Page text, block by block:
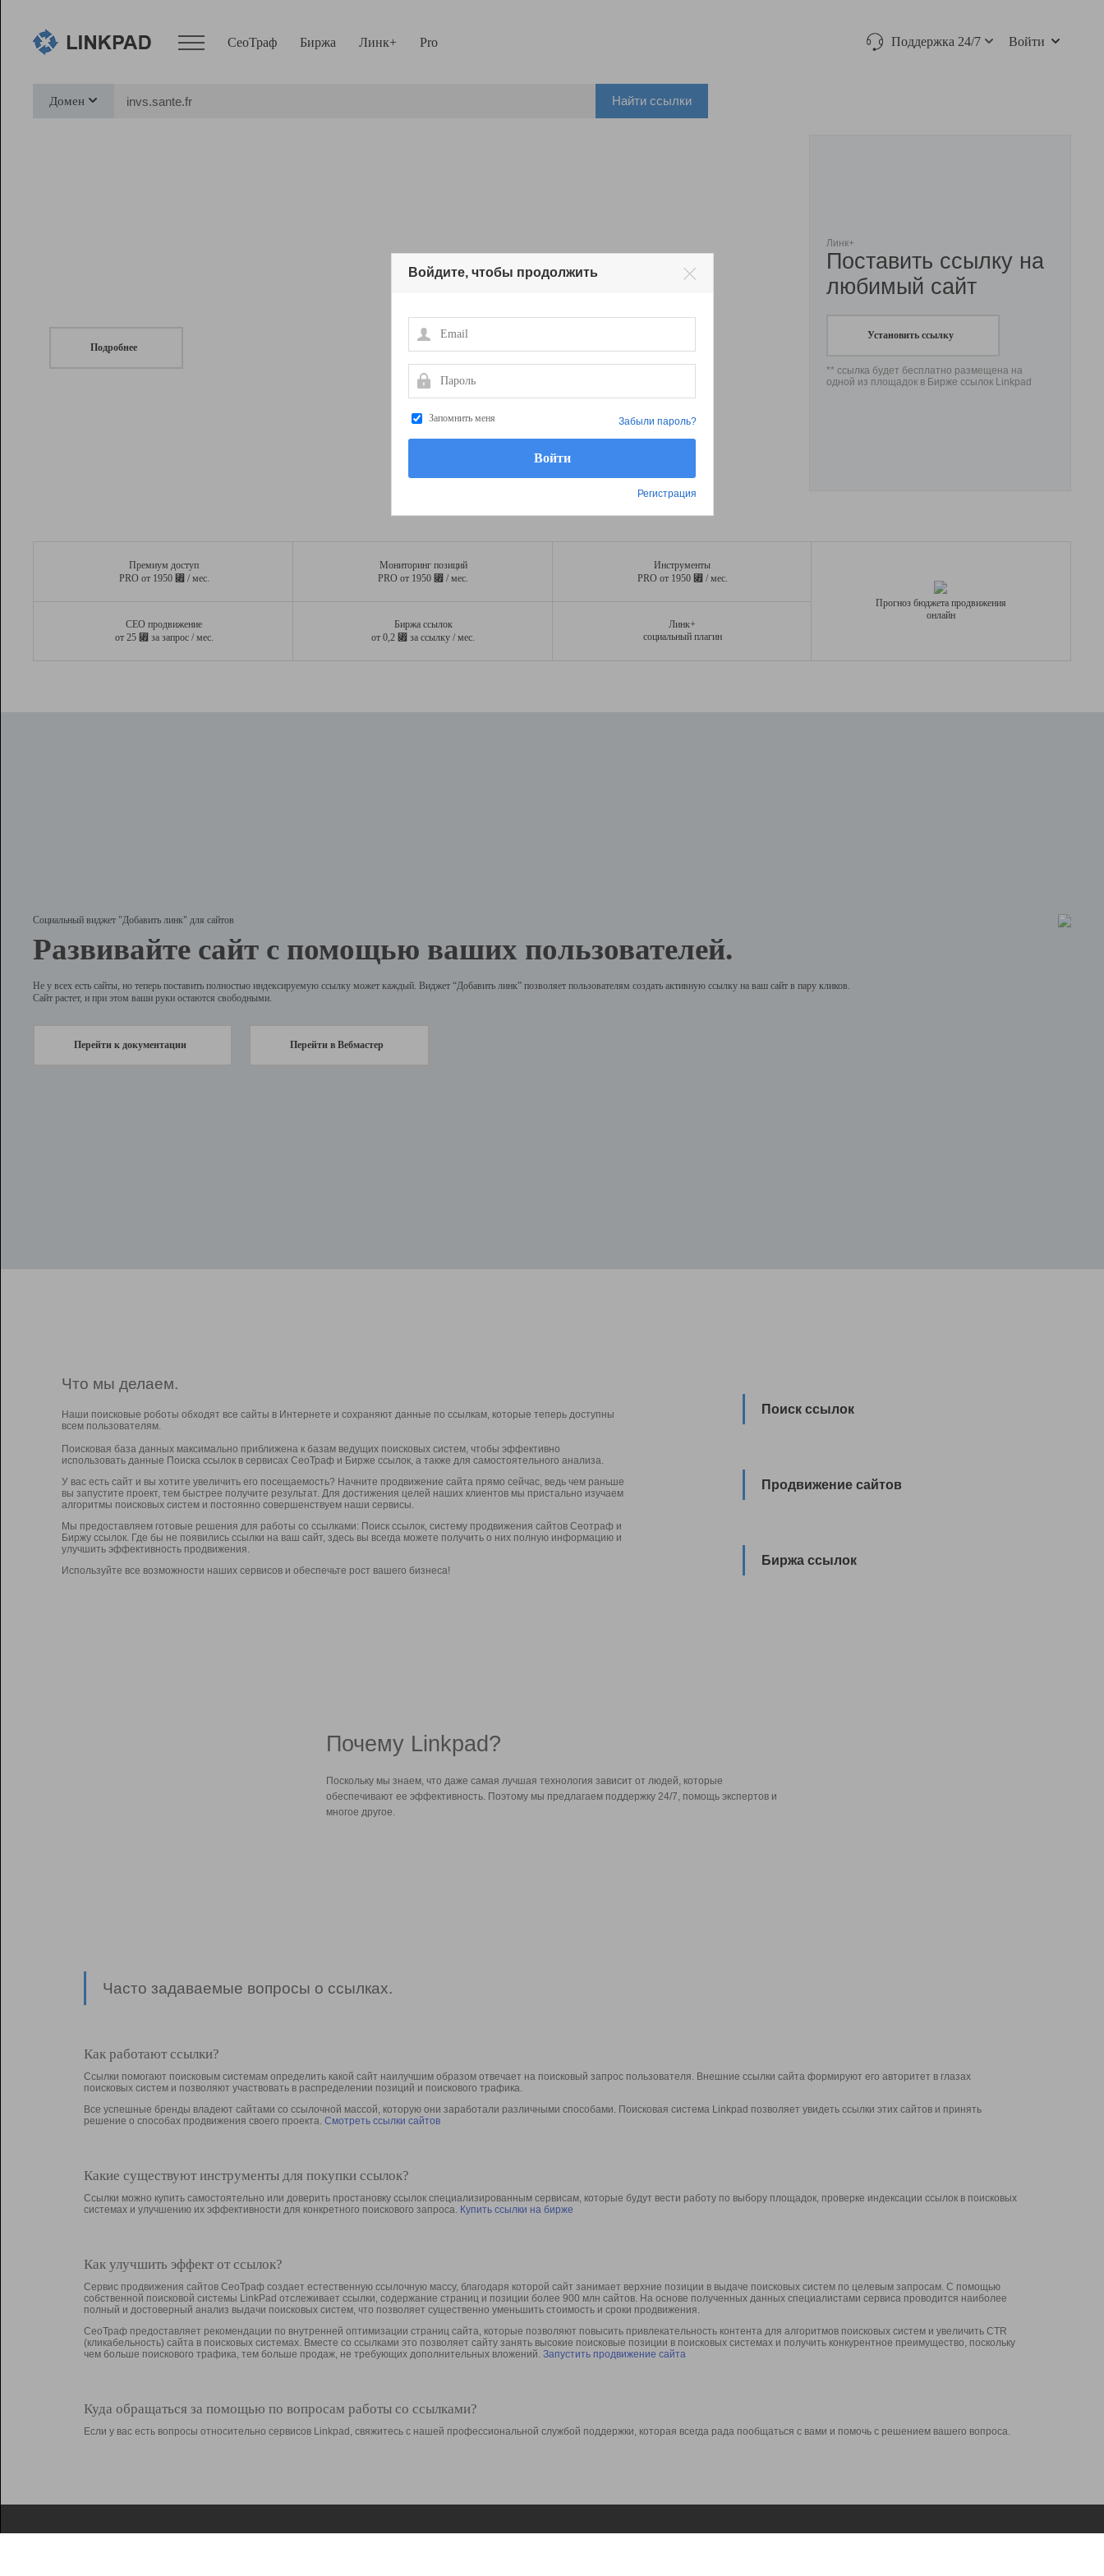
СеоТраф Биржа Линк+ Pro Поддержка 24/7 Войти
Домен Найти ссылки
Подробнее
Линк+
Поставить ссылку на
любимый сайт
Установить ссылку
** ссылка будет бесплатно размещена на
одной из площадок в Бирже ссылок Linkpad
Премиум доступ
PRO от 1950 ⃏ / мес.
Мониторинг позиций
PRO от 1950 ⃏ / мес.
Инструменты
PRO от 1950 ⃏ / мес.
СЕО продвижение
от 25 ⃏ за запрос / мес.
Биржа ссылок
от 0,2 ⃏ за ссылку / мес.
Линк+
социальный плагин
Прогноз бюджета продвижения
онлайн
Социальный виджет "Добавить линк" для сайтов
Развивайте сайт с помощью ваших пользователей.
Не у всех есть сайты, но теперь поставить полностью индексируемую ссылку может каждый. Виджет “Добавить линк” позволяет пользователям создать активную ссылку на ваш сайт в пару кликов.
Сайт растет, и при этом ваши руки остаются свободными.
Перейти к документации Перейти в Вебмастер
Что мы делаем.
Наши поисковые роботы обходят все сайты в Интернете и сохраняют данные по ссылкам, которые теперь доступны
всем пользователям.
Поисковая база данных максимально приближена к базам ведущих поисковых систем, чтобы эффективно
использовать данные Поиска ссылок в сервисах СеоТраф и Бирже ссылок, а также для самостоятельного анализа.
У вас есть сайт и вы хотите увеличить его посещаемость? Начните продвижение сайта прямо сейчас, ведь чем раньше
вы запустите проект, тем быстрее получите результат. Для достижения целей наших клиентов мы пристально изучаем
алгоритмы поисковых систем и постоянно совершенствуем наши сервисы.
Мы предоставляем готовые решения для работы со ссылками: Поиск ссылок, систему продвижения сайтов Сеотраф и
Биржу ссылок. Где бы не появились ссылки на ваш сайт, здесь вы всегда можете получить о них полную информацию и
улучшить эффективность продвижения.
Используйте все возможности наших сервисов и обеспечьте рост вашего бизнеса!
Поиск ссылок
Продвижение сайтов
Биржа ссылок
Почему Linkpad?
Поскольку мы знаем, что даже самая лучшая технология зависит от людей, которые
обеспечивают ее эффективность. Поэтому мы предлагаем поддержку 24/7, помощь экспертов и
многое другое.
Часто задаваемые вопросы о ссылках.
Как работают ссылки?
Ссылки помогают поисковым системам определить какой сайт наилучшим образом отвечает на поисковый запрос пользователя. Внешние ссылки сайта формируют его авторитет в глазах
поисковых систем и позволяют участвовать в раcпределении позиций и поискового трафика.
Все успешные бренды владеют сайтами со ссылочной массой, которую они заработали различными способами. Поисковая система Linkpad позволяет увидеть ссылки этих сайтов и принять
решение о способах продвижения своего проекта. Смотреть ссылки сайтов
Какие существуют инструменты для покупки ссылок?
Ссылки можно купить самостоятельно или доверить простановку ссылок специализированным сервисам, которые будут вести работу по выбору площадок, проверке индексации ссылок в поисковых
системах и улучшению их эффективности для конкретного поискового запроса. Купить ссылки на бирже
Как улучшить эффект от ссылок?
Сервис продвижения сайтов СеоТраф создает естественную ссылочную массу, благодаря которой сайт занимает верхние позиции в выдаче поисковых систем по целевым запросам. С помощью
собственной поисковой системы LinkPad отслеживает ссылки, содержание страниц и позиции более 900 млн сайтов. На основе полученных данных специалистами сервиса проводится наиболее
полный и достоверный анализ выдачи поисковых систем, что позволяет существенно уменьшить стоимость и сроки продвижения.
СеоТраф предоставляет рекомендации по внутренней оптимизации страниц сайта, которые позволяют повысить привлекательность контента для алгоритмов поисковых систем и увеличить CTR
(кликабельность) сайта в поисковых системах. Вместе со ссылками это позволяет сайту занять высокие поисковые позиции в поисковых системах и получить конкурентное преимущество, поскольку
чем больше поискового трафика, тем больше продаж, не требующих дополнительных вложений. Запустить продвижение сайта
Куда обращаться за помощью по вопросам работы со ссылками?
Если у вас есть вопросы относительно сервисов Linkpad, свяжитесь с нашей профессиональной службой поддержки, которая всегда рада пообщаться с вами и помочь с решением вашего вопроса.
Войдите, чтобы продолжить
Email
Пароль
Запомнить меня
Регистрация
Забыли пароль?